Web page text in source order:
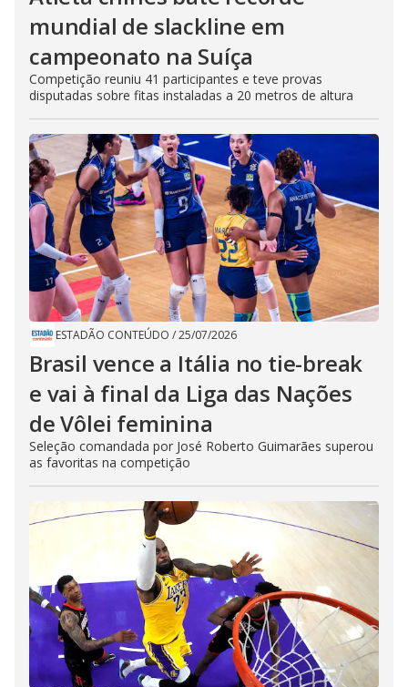
mundial de slackline em
campeonato na Suíça
Competição reuniu 41 participantes e teve provas
disputadas sobre fitas instaladas a 20 metros de altura
ESTADÃO CONTEÚDO /25/07/2026
Brasil vence a Itália no tie-break
e vai à final da Liga das Nações
de Vôlei feminina
Seleção comandada por José Roberto Guimarães superou
as favoritas na competição